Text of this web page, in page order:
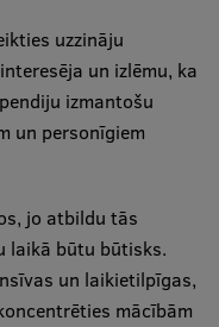
uzzināju
un izlēmu, ka
izmantošu
un personīgiem
jo atbildu tās
laikā būtu būtisks.
un laikietilpīgas,
mācībām